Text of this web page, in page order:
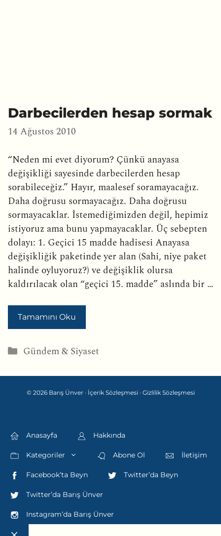
Darbecilerden hesap sormak
14 Ağustos 2010
“Neden mi evet diyorum? Çünkü anayasa
değişikliği sayesinde darbecilerden hesap
sorabileceğiz.” Hayır, maalesef soramayacağız.
Daha doğrusu sormayacağız. Daha doğrusu
sormayacaklar. İstemediğimizden değil, hepimiz
istiyoruz ama bunu yapmayacaklar. Üç sebepten
dolayı: 1. Geçici 15 madde hadisesi Anayasa
değişikliğik paketinde yer alan (Sahi, niye paket
halinde oyluyoruz?) ve değişiklik olursa
kaldırılacak olan “geçici 15. madde” aslında bir …
Tamamını Oku
Kategoriler
Gündem & Siyaset
© 2026 Barış Ünver · İçerik Sözleşmesi · Gizlilik Sözleşmesi
Anasayfa Hakkında
Kategoriler Abone Ol İletişim
Facebook’ta Beyn Twitter’da Beyn
Twitter’da Barış Ünver
Instagram’da Barış Ünver